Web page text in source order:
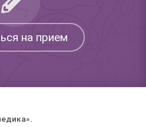
на прием